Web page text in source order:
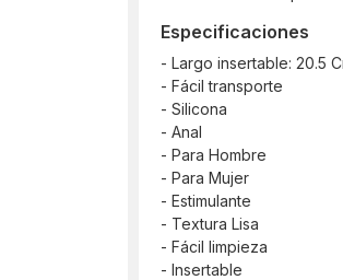
Especificaciones
- Largo insertable: 20.5
- Fácil transporte
- Silicona
- Anal
- Para Hombre
- Para Mujer
- Estimulante
- Textura Lisa
- Fácil limpieza
- Insertable